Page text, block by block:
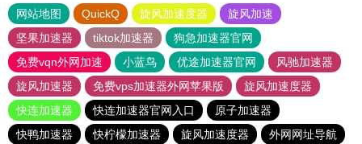
网站地图 QuickQ 旋风加速度器
旋风加速
坚果加速器
tiktok加速器
狗急加速器官网
免费vqn外网加速
小蓝鸟 优途加速器官网
风驰加速器
旋风加速器
免费vps加速器外网苹果版
旋风加速度器
快连加速器
快连加速器官网入口
原子加速器
快鸭加速器
快柠檬加速器 旋风加速度器 外网网址导航